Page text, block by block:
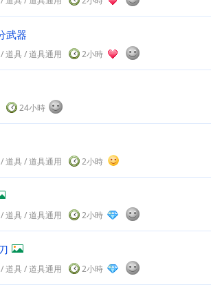
武器
/道具 / 道具通用 2小時
24小時
/道具 / 道具通用 2小時
/道具 / 道具通用 2小時
/道具 / 道具通用 2小時